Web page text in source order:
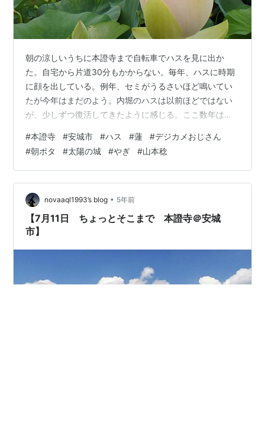
朝の涼しいうちに本證寺まで自転車でハスを見に出か
た。自宅から片道30分もかからない。毎年、ハスに時期
に顔を出している。例年、セミがうるさいほど鳴いてい
たが今年はまだのよう。内堀のハスは以前ほどではない
が、少しずつ復活してきたように感じる。ここ数年は何
ぼのハスが見事だったが、ここも花の数が減った。9日に
は、「夏のきょうえんいち」がある。帰りには、太陽の
城のやぎさんに挨拶。 本證寺
#本證寺 #安城市 #ハス #蓮 #デジカメおじさん
#朝ポタ #太陽の城 #やぎ #山本稔
novaaql1993’s blog • 5年前
【7月11日 ちょっとそこまで 本證寺＠安城
市】